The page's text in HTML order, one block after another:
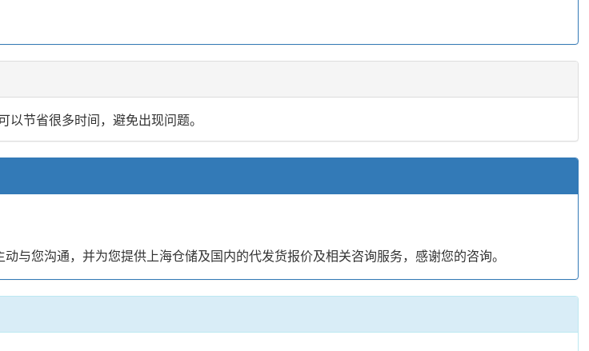
节省很多时间，避免出现问题。
您沟通，并为您提供上海仓储及国内的代发货报价及相关咨询服务，感谢您的咨询。